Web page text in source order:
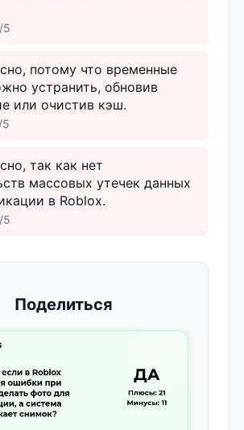
5
потому что временные
устранить, обновив
или очистив кэш.
5
так как нет
массовых утечек данных
в Roblox.
5
Поделиться